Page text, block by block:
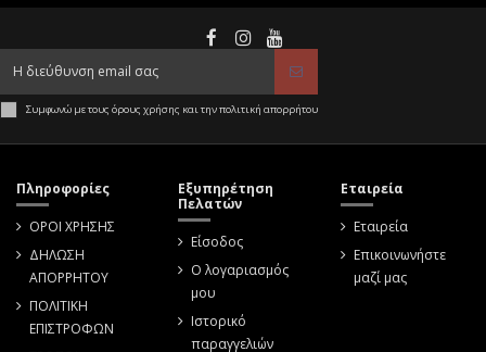
Συμφωνώ με τους όρους χρήσης και την πολιτική απορρήτου
Πληροφορίες
ΟΡΟΙ ΧΡΗΣΗΣ
ΔΗΛΩΣΗ
ΑΠΟΡΡΗΤΟΥ
ΠΟΛΙΤΙΚΗ
ΕΠΙΣΤΡΟΦΩΝ
Εξυπηρέτηση
Πελατών
Είσοδος
Ο λογαριασμός
μου
Ιστορικό
παραγγελιών
Εταιρεία
Εταιρεία
Επικοινωνήστε
μαζί μας